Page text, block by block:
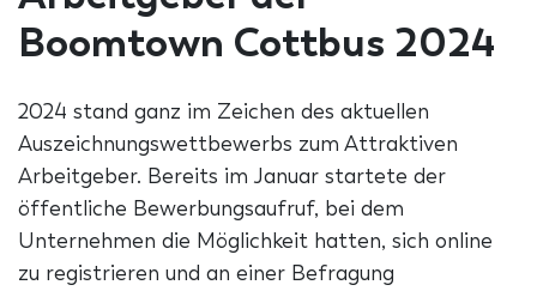
Boomtown Cottbus 2024
2024 stand ganz im Zeichen des aktuellen
Auszeichnungswettbewerbs zum Attraktiven
Arbeitgeber. Bereits im Januar startete der
öffentliche Bewerbungsaufruf, bei dem
Unternehmen die Möglichkeit hatten, sich online
zu registrieren und an einer Befragung